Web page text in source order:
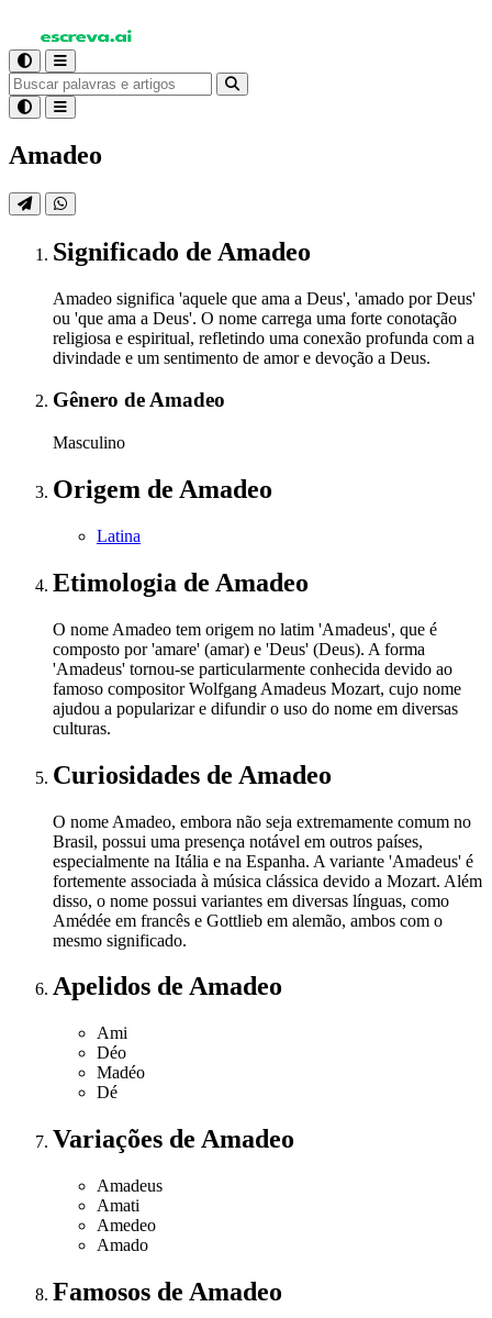
Amadeo
Significado de Amadeo
Amadeo significa 'aquele que ama a Deus', 'amado por Deus'
ou 'que ama a Deus'. O nome carrega uma forte conotação
religiosa e espiritual, refletindo uma conexão profunda com a
divindade e um sentimento de amor e devoção a Deus.
Gênero de Amadeo
Masculino
Origem de Amadeo
Latina
Etimologia de Amadeo
O nome Amadeo tem origem no latim 'Amadeus', que é
composto por 'amare' (amar) e 'Deus' (Deus). A forma
'Amadeus' tornou-se particularmente conhecida devido ao
famoso compositor Wolfgang Amadeus Mozart, cujo nome
ajudou a popularizar e difundir o uso do nome em diversas
culturas.
Curiosidades de Amadeo
O nome Amadeo, embora não seja extremamente comum no
Brasil, possui uma presença notável em outros países,
especialmente na Itália e na Espanha. A variante 'Amadeus' é
fortemente associada à música clássica devido a Mozart. Além
disso, o nome possui variantes em diversas línguas, como
Amédée em francês e Gottlieb em alemão, ambos com o
mesmo significado.
Apelidos de Amadeo
Ami
Déo
Madéo
Dé
Variações de Amadeo
Amadeus
Amati
Amedeo
Amado
Famosos de Amadeo